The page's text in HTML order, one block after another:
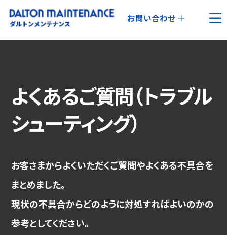
お問い合わせ
よくあるご質問（トラブル
シューティング）
お客さまからよくいただくご質問やよくある不具合を
まとめました。
現状の不具合からどのように対処すればよいのかの
参考としてください。